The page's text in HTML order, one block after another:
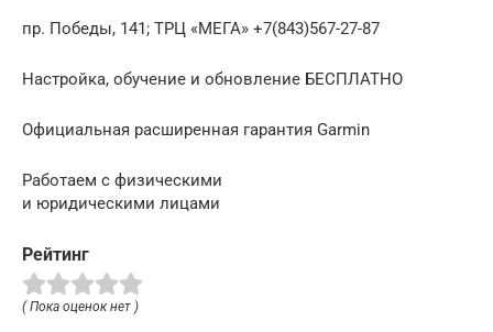
пр. Победы, 141; ТРЦ «МЕГА» +7(843)567-27-87
Настройка, обучение и обновление БЕСПЛАТНО
Официальная расширенная гарантия Garmin
Работаем с физическими
и юридическими лицами
Рейтинг
( Пока оценок нет )